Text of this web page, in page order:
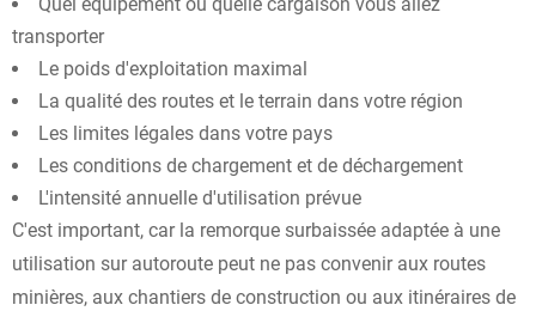
transporter
Le poids d'exploitation maximal
La qualité des routes et le terrain dans votre région
Les limites légales dans votre pays
Les conditions de chargement et de déchargement
L'intensité annuelle d'utilisation prévue
C'est important, car la remorque surbaissée adaptée à une
utilisation sur autoroute peut ne pas convenir aux routes
minières, aux chantiers de construction ou aux itinéraires de